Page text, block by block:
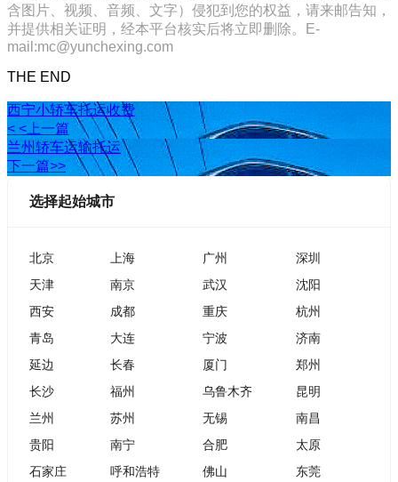
含图片、视频、音频、文字）侵犯到您的权益，请来邮告知，
并提供相关证明，经本平台核实后将立即删除。E-
mail:mc@yunchexing.com
THE END
西宁小轿车托运收费
< <上一篇
兰州轿车运输托运
下一篇>>
选择起始城市
北京 上海 广州
深圳
天津
南京 武汉
沈阳
西安
成都 重庆
杭州
青岛
大连 宁波
济南
延边
长春 厦门
郑州
长沙
福州 乌鲁木齐
昆明
兰州
苏州 无锡
南昌
贵阳
南宁 合肥
太原
石家庄
呼和浩特 佛山
东莞